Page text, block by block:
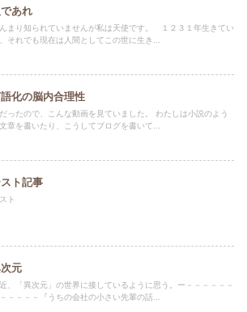
であれ
まり知られていませんが私は天使です。 １２３１年生きてい
それでも現在は人間としてこの世に生き...
化の脳内合理性
ったので、こんな動画を見ていました。 わたしは小説のよう
章を書いたり、こうしてブログを書いて...
ト記事
ト
元
、「異次元」の世界に接しているように思う。ー－－－－－－
－－－－－『うちの会社の小さい先輩の話...